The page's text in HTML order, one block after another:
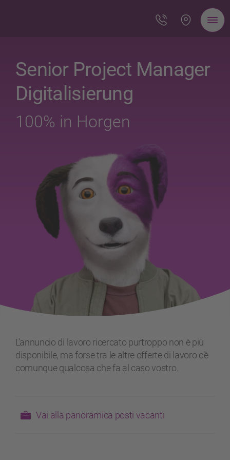
Senior Project Manager
Digitalisierung
100% in Horgen
L’annuncio di lavoro ricercato purtroppo non è più
disponibile, ma forse tra le altre offerte di lavoro c’è
comunque qualcosa che fa al caso vostro.
Vai alla panoramica posti vacanti